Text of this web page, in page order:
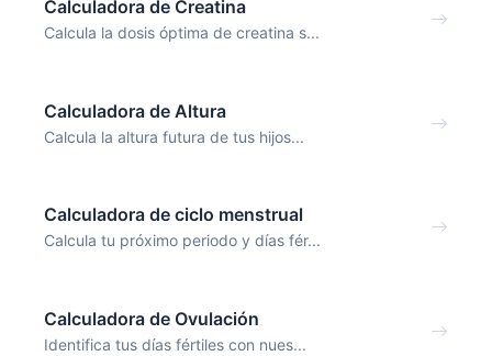
Calculadora de Creatina
Calcula la dosis óptima de creatina s...
Calculadora de Altura
Calcula la altura futura de tus hijos...
Calculadora de ciclo menstrual
Calcula tu próximo periodo y días fér...
Calculadora de Ovulación
Identifica tus días fértiles con nues...